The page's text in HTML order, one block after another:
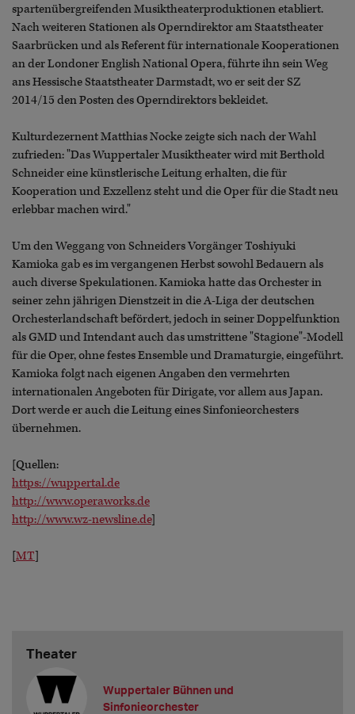
spartenübergreifenden Musiktheaterproduktionen etabliert.
Nach weiteren Stationen als Operndirektor am Staatstheater
Saarbrücken und als Referent für internationale Kooperationen
an der Londoner English National Opera, führte ihn sein Weg
ans Hessische Staatstheater Darmstadt, wo er seit der SZ
2014/15 den Posten des Operndirektors bekleidet.
Kulturdezernent Matthias Nocke zeigte sich nach der Wahl
zufrieden: "Das Wuppertaler Musiktheater wird mit Berthold
Schneider eine künstlerische Leitung erhalten, die für
Kooperation und Exzellenz steht und die Oper für die Stadt neu
erlebbar machen wird."
Um den Weggang von Schneiders Vorgänger Toshiyuki
Kamioka gab es im vergangenen Herbst sowohl Bedauern als
auch diverse Spekulationen. Kamioka hatte das Orchester in
seiner zehn jährigen Dienstzeit in die A-Liga der deutschen
Orchesterlandschaft befördert, jedoch in seiner Doppelfunktion
als GMD und Intendant auch das umstrittene "Stagione"-Modell
für die Oper, ohne festes Ensemble und Dramaturgie, eingeführt.
Kamioka folgt nach eigenen Angaben den vermehrten
internationalen Angeboten für Dirigate, vor allem aus Japan.
Dort werde er auch die Leitung eines Sinfonieorchesters
übernehmen.
[Quellen:
https://wuppertal.de
http://www.operaworks.de
http://www.wz-newsline.de]
[MT]
Theater
Wuppertaler Bühnen und
Sinfonieorchester